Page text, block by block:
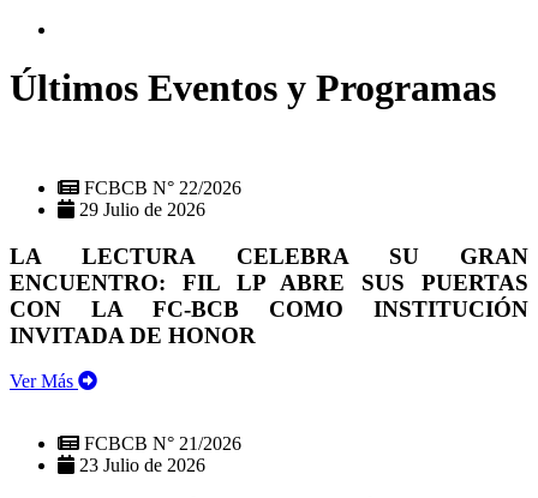
Últimos Eventos y Programas
FCBCB N° 22/2026
29 Julio de 2026
LA LECTURA CELEBRA SU GRAN
ENCUENTRO: FIL LP ABRE SUS PUERTAS
CON LA FC-BCB COMO INSTITUCIÓN
INVITADA DE HONOR
Ver Más
FCBCB N° 21/2026
23 Julio de 2026